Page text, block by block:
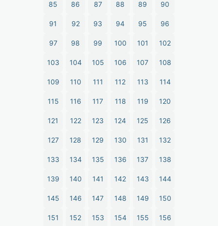
85 86 87 88 89 90
91 92 93 94 95 96
97 98 99 100 101 102
103 104 105 106 107 108
109 110 111 112 113 114
115 116 117 118 119 120
121 122 123 124 125 126
127 128 129 130 131 132
133 134 135 136 137 138
139 140 141 142 143 144
145 146 147 148 149 150
151 152 153 154 155 156